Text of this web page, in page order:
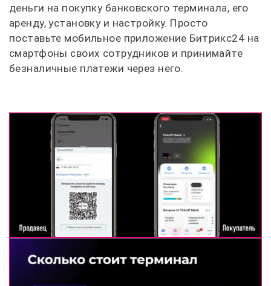
деньги на покупку банковского терминала, его
аренду, установку и настройку. Просто
поставьте мобильное приложение Битрикс24 на
смартфоны своих сотрудников и принимайте
безналичные платежи через него.